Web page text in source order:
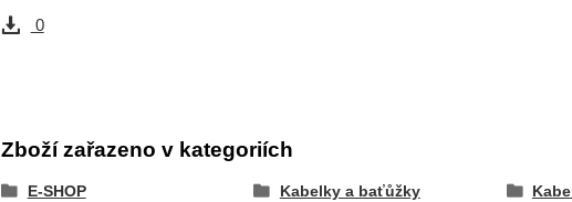
0
Zboží zařazeno v kategoriích
E-SHOP Kabelky a baťůžky